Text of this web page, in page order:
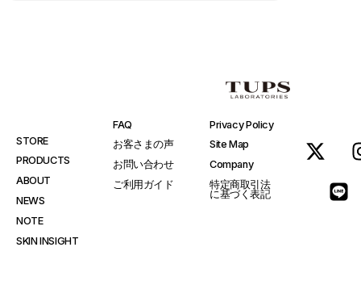
STORE
PRODUCTS
ABOUT
NEWS
NOTE
SKIN INSIGHT
FAQ
お客さまの声
お問い合わせ
ご利用ガイド
Privacy Policy
Site Map
Company
特定商取引法
に基づく表記